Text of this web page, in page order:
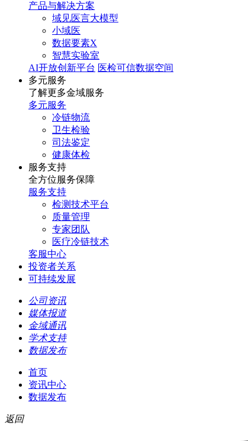
产品与解决方案
域见医言大模型
小域医
数据要素X
智慧实验室
AI开放创新平台 医检可信数据空间
多元服务
了解更多金域服务
多元服务
冷链物流
卫生检验
司法鉴定
健康体检
服务支持
全方位服务保障
服务支持
检测技术平台
质量管理
专家团队
医疗冷链技术
客服中心
投资者关系
可持续发展
公司资讯
媒体报道
金域通讯
学术支持
数据发布
首页
资讯中心
数据发布
返回